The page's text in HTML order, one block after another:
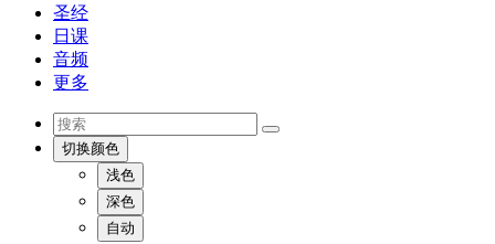
圣经
日课
音频
更多
切换颜色
浅色
深色
自动